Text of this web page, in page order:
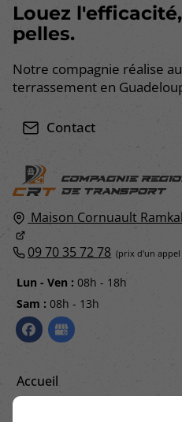
Maison Cornuault
09 70 35 72 78
Lun - Ven : 08h - 18h
Sam : 08h - 13h
Accueil
Louez
pelles.
Notre compagnie réalise
terrassement en
Contact